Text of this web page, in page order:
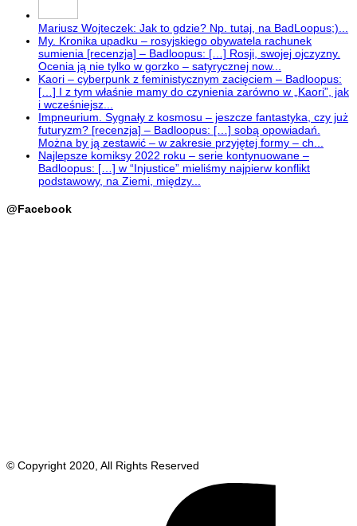
Mariusz Wojteczek: Jak to gdzie? Np. tutaj, na BadLoopus;)...
My. Kronika upadku – rosyjskiego obywatela rachunek
sumienia [recenzja] – Badloopus: […] Rosji, swojej ojczyzny.
Ocenia ją nie tylko w gorzko – satyrycznej now...
Kaori – cyberpunk z feministycznym zacięciem – Badloopus:
[…] I z tym właśnie mamy do czynienia zarówno w „Kaori”, jak
i wcześniejsz...
Impneurium. Sygnały z kosmosu – jeszcze fantastyka, czy już
futuryzm? [recenzja] – Badloopus: […] sobą opowiadań.
Można by ją zestawić – w zakresie przyjętej formy – ch...
Najlepsze komiksy 2022 roku – serie kontynuowane –
Badloopus: […] w “Injustice” mieliśmy najpierw konflikt
podstawowy, na Ziemi, między...
@Facebook
© Copyright 2020, All Rights Reserved